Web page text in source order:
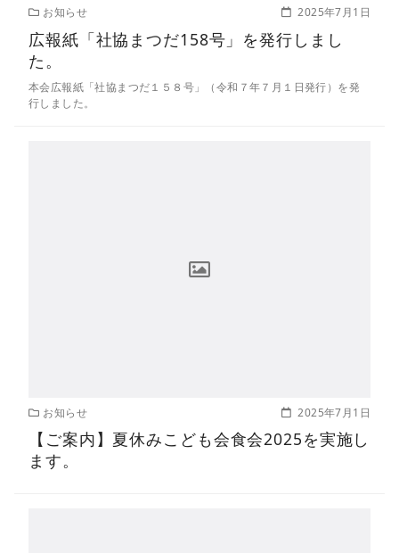
お知らせ 2025年7月1日
広報紙「社協まつだ158号」を発行しまし
た。
本会広報紙「社協まつだ１５８号」（令和７年７月１日発行）を発
行しました。
お知らせ 2025年7月1日
【ご案内】夏休みこども会食会2025を実施し
ます。